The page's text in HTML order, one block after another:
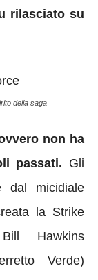
rilasciato su
della saga
non ha
passati. Gli
dal micidiale
la Strike
Hawkins
Verde)